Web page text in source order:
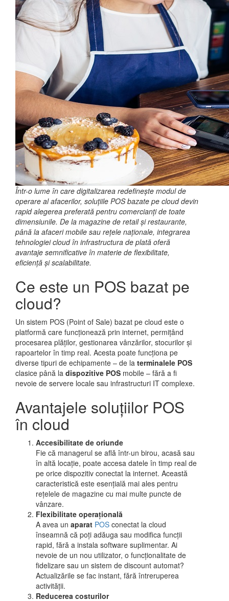
Într-o lume în care digitalizarea redefinește modul de
operare al afacerilor, soluțiile POS bazate pe cloud devin
rapid alegerea preferată pentru comercianți de toate
dimensiunile. De la magazine de retail și restaurante,
până la afaceri mobile sau rețele naționale, integrarea
tehnologiei cloud în infrastructura de plată oferă
avantaje semnificative în materie de flexibilitate,
eficiență și scalabilitate.
Ce este un POS bazat pe
cloud?
Un sistem POS (Point of Sale) bazat pe cloud este o
platformă care funcționează prin internet, permițând
procesarea plăților, gestionarea vânzărilor, stocurilor și
rapoartelor în timp real. Acesta poate funcționa pe
diverse tipuri de echipamente – de la terminalele POS
clasice până la dispozitive POS mobile – fără a fi
nevoie de servere locale sau infrastructuri IT complexe.
Avantajele soluțiilor POS
în cloud
Accesibilitate de oriunde
Fie că managerul se află într-un birou, acasă sau
în altă locație, poate accesa datele în timp real de
pe orice dispozitiv conectat la internet. Această
caracteristică este esențială mai ales pentru
rețelele de magazine cu mai multe puncte de
vânzare.
Flexibilitate operațională
A avea un aparat POS conectat la cloud
înseamnă că poți adăuga sau modifica funcții
rapid, fără a instala software suplimentar. Ai
nevoie de un nou utilizator, o funcționalitate de
fidelizare sau un sistem de discount automat?
Actualizările se fac instant, fără întreruperea
activității.
Reducerea costurilor